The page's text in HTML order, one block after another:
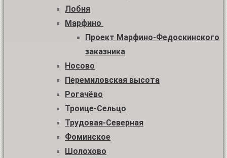
Лобня
Марфино
Проект Марфино-Федоскинского
заказника
Носово
Перемиловская высота
Рогачёво
Троице-Сельцо
Трудовая-Северная
Фоминское
Шолохово